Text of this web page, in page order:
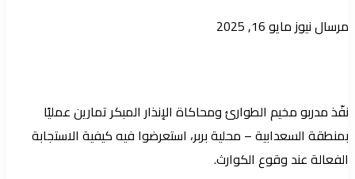
مرسال نيوزأرسل
مايو 16, 2025
نفّذ مدربو مخيم الطوارئ ومحاكاة الإنذار المبكر تمارين عمليًا
بمنطقة السعدابية – محلية بربر، استعرضوا فيه كيفية الاستجابة
الفعالة عند وقوع الكوارث.